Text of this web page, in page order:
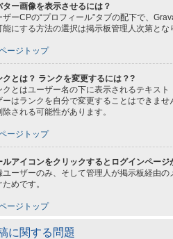
ター画像を表示させるには？
ザーCPの“プロフィール”タブの配下で、
能にする方法の選択は掲示板管理人次第と
ージトップ
クとは？ ランクを変更するには？?
クとはユーザー名の下に表示されるテキス
ーはランクを自分で変更することはできま
除される可能性があります。
ージトップ
ルアイコンをクリックするとログインペー
ユーザーのみ、そして管理人が掲示板経由
めです。
ージトップ
に関する問題